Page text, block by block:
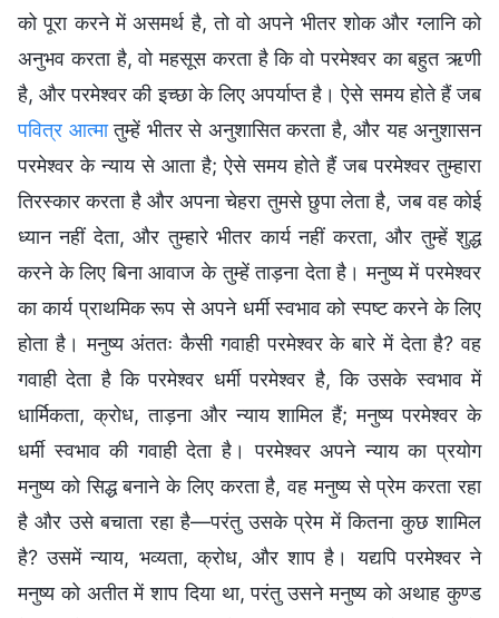
को पूरा करने में असमर्थ है, तो वो अपने भीतर शोक और ग्लानि को
अनुभव करता है, वो महसूस करता है कि वो परमेश्वर का बहुत ऋणी
है, और परमेश्वर की इच्छा के लिए अपर्याप्त है। ऐसे समय होते हैं जब
पवित्र आत्मातुम्हें भीतर से अनुशासित करता है, और यह अनुशासन
परमेश्वर के न्याय से आता है; ऐसे समय होते हैं जब परमेश्वर तुम्हारा
तिरस्कार करता है और अपना चेहरा तुमसे छुपा लेता है, जब वह कोई
ध्यान नहीं देता, और तुम्हारे भीतर कार्य नहीं करता, और तुम्हें शुद्ध
करने के लिए बिना आवाज के तुम्हें ताड़ना देता है। मनुष्य में परमेश्वर
का कार्य प्राथमिक रूप से अपने धर्मी स्वभाव को स्पष्ट करने के लिए
होता है। मनुष्य अंततः कैसी गवाही परमेश्वर के बारे में देता है? वह
गवाही देता है कि परमेश्वर धर्मी परमेश्वर है, कि उसके स्वभाव में
धार्मिकता, क्रोध, ताड़ना और न्याय शामिल हैं; मनुष्य परमेश्वर के
धर्मी स्वभाव की गवाही देता है। परमेश्वर अपने न्याय का प्रयोग
मनुष्य को सिद्ध बनाने के लिए करता है, वह मनुष्य से प्रेम करता रहा
है और उसे बचाता रहा है—परंतु उसके प्रेम में कितना कुछ शामिल
है? उसमें न्याय, भव्यता, क्रोध, और शाप है। यद्यपि परमेश्वर ने
मनुष्य को अतीत में शाप दिया था, परंतु उसने मनुष्य को अथाह कुण्ड